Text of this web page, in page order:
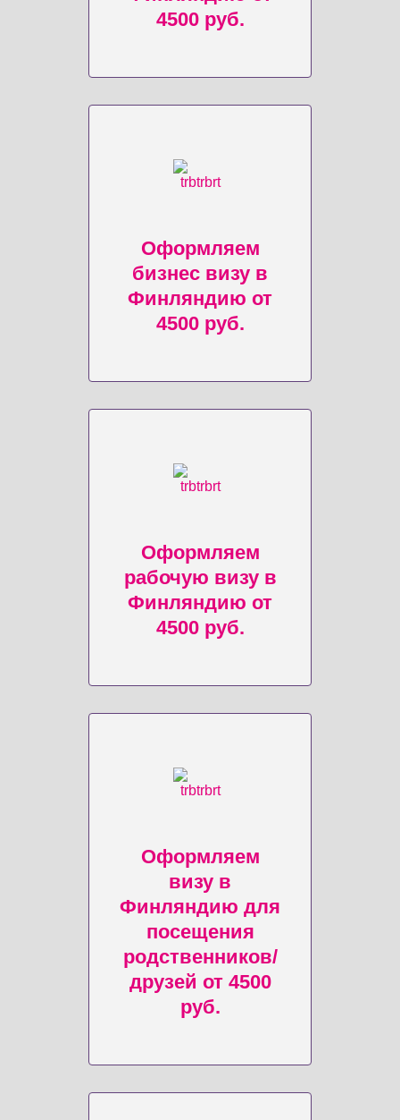
4500 руб.
Оформляем
бизнес визу в
Финляндию от
4500 руб.
Оформляем
рабочую визу в
Финляндию от
4500 руб.
Оформляем
визу в
Финляндию для
посещения
родственников/
друзей от 4500
руб.